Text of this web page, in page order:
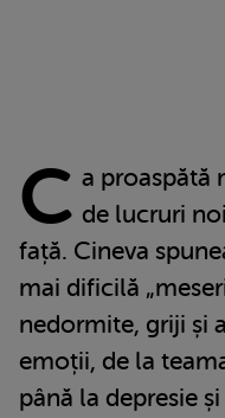
C a proaspătă
de lucruri
față. Cineva
mai dificilă
nedormite, griji și
emoții, de la
până la depresie